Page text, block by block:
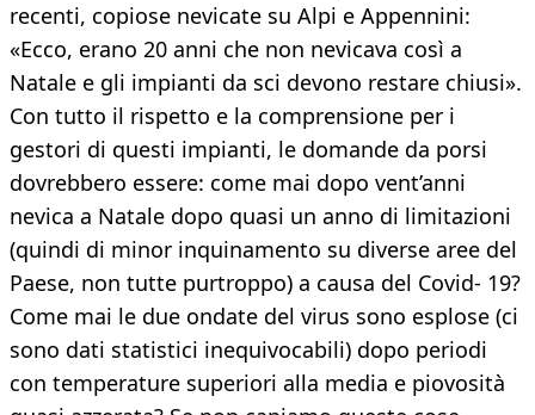
recenti, copiose nevicate su Alpi e Appennini:
«Ecco, erano 20 anni che non nevicava così a
Natale e gli impianti da sci devono restare chiusi».
Con tutto il rispetto e la comprensione per i
gestori di questi impianti, le domande da porsi
dovrebbero essere: come mai dopo vent’anni
nevica a Natale dopo quasi un anno di limitazioni
(quindi di minor inquinamento su diverse aree del
Paese, non tutte purtroppo) a causa del Covid- 19?
Come mai le due ondate del virus sono esplose (ci
sono dati statistici inequivocabili) dopo periodi
con temperature superiori alla media e piovosità